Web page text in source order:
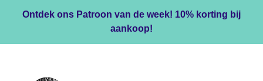
content
Ontdek ons Patroon van de week! 10% korting bij
aankoop!